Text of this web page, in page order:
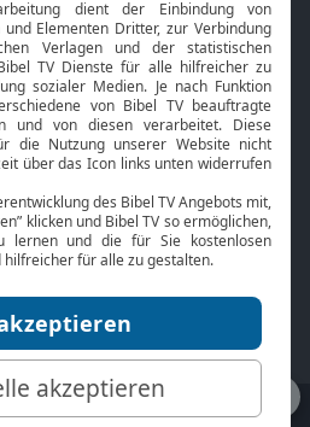
HbbTV
Bibelthek Online-Bibel
Nächster Gottesdienst
Service
Kontakt
TV-Empfang
Impressum
Datenschutz